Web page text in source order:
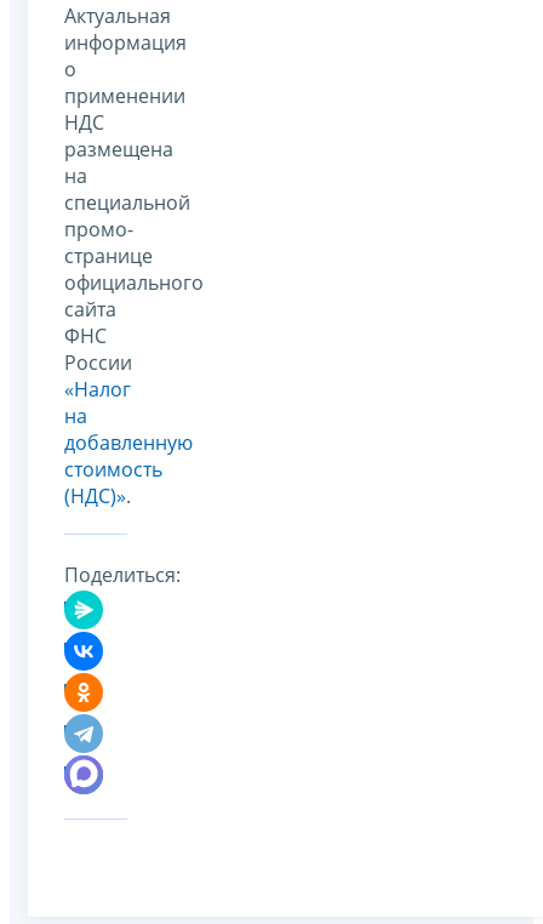
Актуальная
информация
о
применении
НДС
размещена
на
специальной
промо-
странице
официального
сайта
ФНС
России
«Налог
на
добавленную
стоимость
(НДС)».
Поделиться: